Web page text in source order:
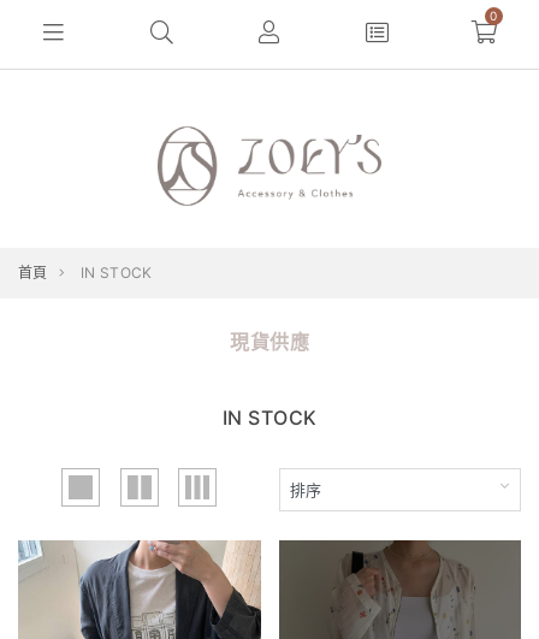
0
首頁 IN STOCK
現貨供應
IN STOCK